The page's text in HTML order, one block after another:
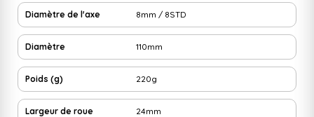
Diamètre de l'axe 8mm / 8STD
Diamètre 110mm
Poids (g) 220g
Largeur de roue 24mm